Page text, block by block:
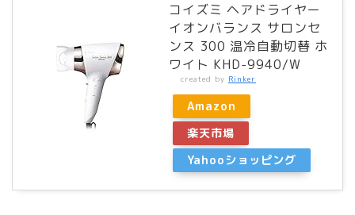
コイズミ ヘアドライヤー
イオンバランス サロンセ
ンス 300 温冷自動切替 ホ
ワイト KHD-9940/W
created by Rinker
Amazon
楽天市場
Yahooショッピング